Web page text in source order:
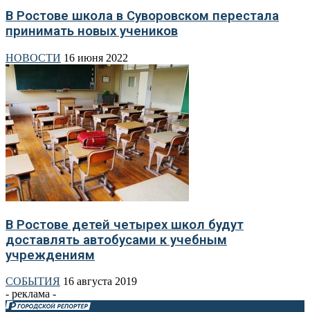
В Ростове школа в Суворовском перестала
принимать новых учеников
НОВОСТИ 16 июня 2022
В Ростове детей четырех школ будут
доставлять автобусами к учебным
учреждениям
СОБЫТИЯ 16 августа 2019
- реклама -